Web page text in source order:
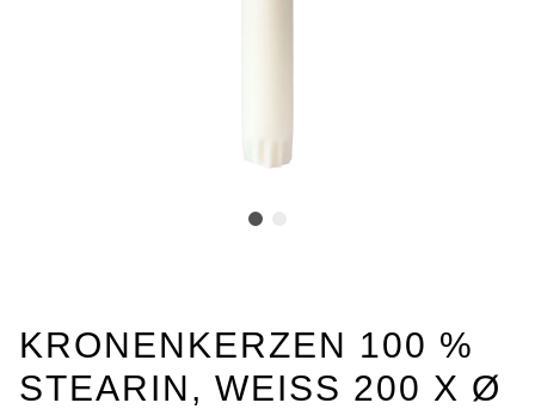
KRONENKERZEN 100 %
STEARIN, WEISS 200 X Ø 2